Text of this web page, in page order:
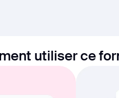
utiliser ce